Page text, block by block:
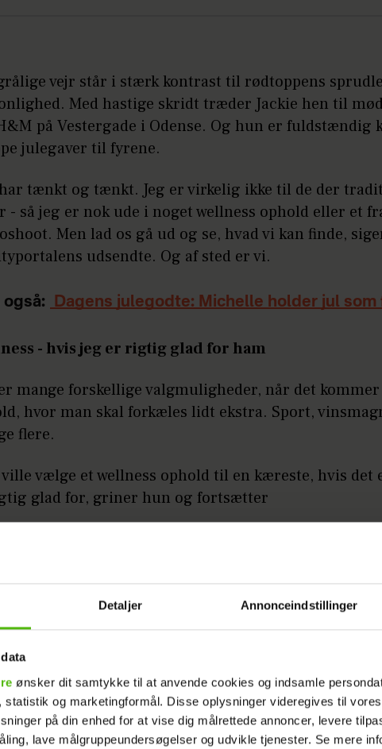
Detaljer Annonceindstillinger
ønsker dit samtykke til at anvende cookies og indsamle
og marketingformål. Disse oplysninger videregives til
på din enhed for at vise dig målrettede annoncer, levere
lave målgruppeundersøgelser og udvikle tjenester. Se mere
vejr står i stærk kontrast til rødtoppens
Med hastige skridt træder Jackie hen til
på Vestergade i Odense. Og hun er fuldstændig
julegaver til fyrene.
tænkt og tænkt. Jeg er virkelig ikke til de der
- så jeg er nok ude i noget wellness ophold eller et
Men lad os gå ud og se, hvad vi kan finde,
udsendte. Og af sted er vi.
Dagens julegodte: Michelle holder jul
- hvis jeg er rigtig glad for ham
mange forskellige valgmuligheder, når det
hvor man skal forkæles lidt ekstra. Sport,
flere.
ville vælge et wellness ophold til en kæreste, hvis det
glad for, griner hun og fortsætter